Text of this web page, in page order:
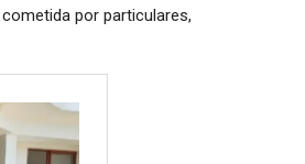
por particulares,